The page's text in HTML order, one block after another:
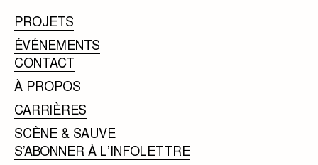
PROJETS
ÉVÉNEMENTS
CONTACT
À PROPOS
CARRIÈRES
SCÈNE & SAUVE
S’ABONNER À L’INFOLETTRE